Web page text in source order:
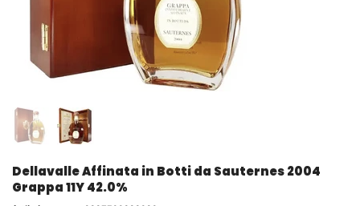
Dellavalle Affinata in Botti da Sauternes 2004
Grappa 11Y 42.0%